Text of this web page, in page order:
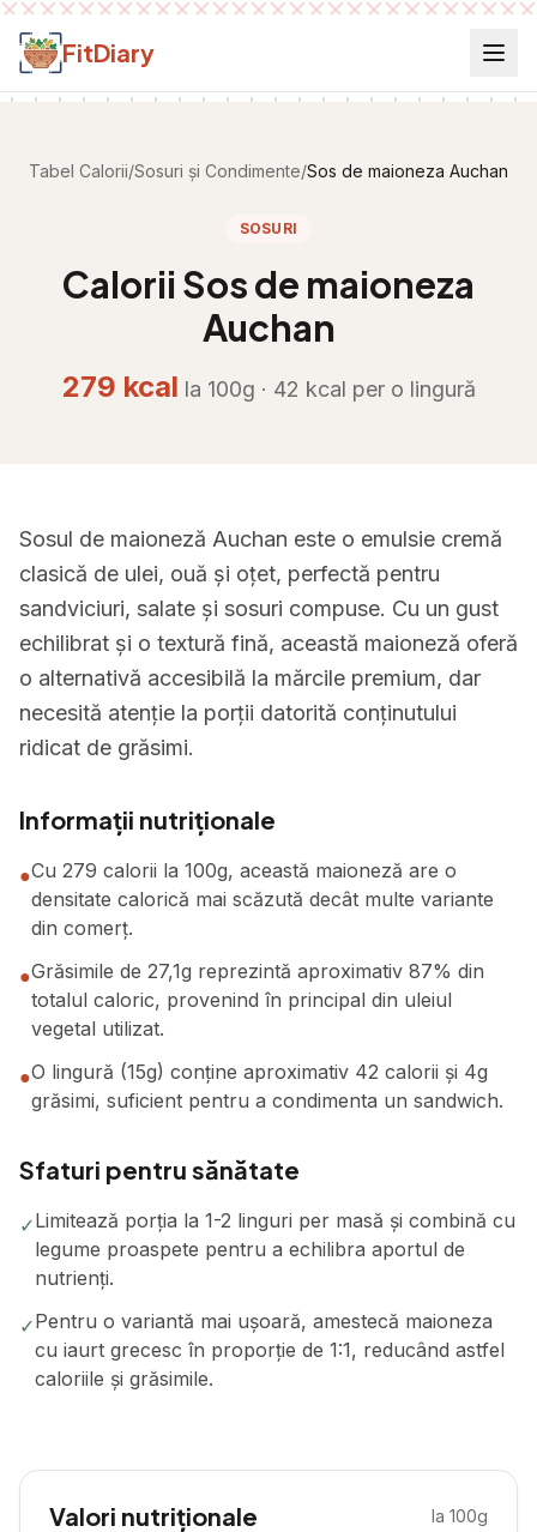
Salt la conținut
FitDiary
Tabel Calorii/Sosuri și Condimente/Sos de maioneza Auchan
SOSURI
Calorii Sos de maioneza
Auchan
279 kcal la 100g · 42 kcal per o lingură
Sosul de maioneză Auchan este o emulsie cremă
clasică de ulei, ouă și oțet, perfectă pentru
sandviciuri, salate și sosuri compuse. Cu un gust
echilibrat și o textură fină, această maioneză oferă
o alternativă accesibilă la mărcile premium, dar
necesită atenție la porții datorită conținutului
ridicat de grăsimi.
Informații nutriționale
●Cu 279 calorii la 100g, această maioneză are o
densitate calorică mai scăzută decât multe variante
din comerț.
●Grăsimile de 27,1g reprezintă aproximativ 87% din
totalul caloric, provenind în principal din uleiul
vegetal utilizat.
●O lingură (15g) conține aproximativ 42 calorii și 4g
grăsimi, suficient pentru a condimenta un sandwich.
Sfaturi pentru sănătate
✓Limitează porția la 1-2 linguri per masă și combină cu
legume proaspete pentru a echilibra aportul de
nutrienți.
✓Pentru o variantă mai ușoară, amestecă maioneza
cu iaurt grecesc în proporție de 1:1, reducând astfel
caloriile și grăsimile.
Valori nutriționale la 100g